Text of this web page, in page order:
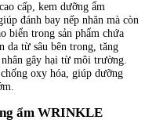
cấp, kem dưỡng ẩm
đánh bay nếp nhăn mà còn
biển trong sản phẩm chứa
da từ sâu bên trong, tăng
nhân gây hại từ môi trường.
oxy hóa, giúp dưỡng
ẩm WRINKLE